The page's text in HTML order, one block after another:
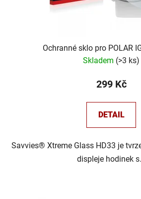
Ochranné sklo pro POLAR
Skladem (>3 ks)
299 Kč
DETAIL
Savvies® Xtreme Glass HD33 je
displeje hodinek